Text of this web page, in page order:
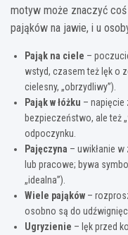
motyw może znaczyć coś
pająków na jawie, i u
Pająk na ciele –
wstyd, czasem też lęk o
cielesny, „obrzydliwy”).
Pająk w łóżku – napięcie
bezpieczeństwo, ale też
odpoczynku.
Pajęczyna – uwikłanie
lub pracowe; bywa
„idealna”).
Wiele pająków –
osobno są do
Ugryzienie – lęk przed